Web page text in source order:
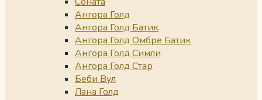
Ангора Голд
Ангора Голд Батик
Ангора Голд Омбре Батик
Ангора Голд Симли
Ангора Голд Стар
Беби Вул
Лана Голд